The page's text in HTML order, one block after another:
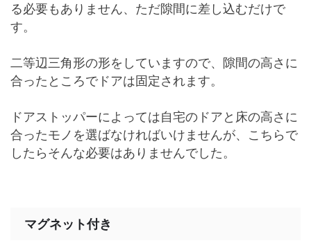
る必要もありません、ただ隙間に差し込むだけで
す。
二等辺三角形の形をしていますので、隙間の高さに
合ったところでドアは固定されます。
ドアストッパーによっては自宅のドアと床の高さに
合ったモノを選ばなければいけませんが、こちらで
したらそんな必要はありませんでした。
マグネット付き